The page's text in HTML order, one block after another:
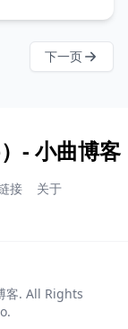
下一页
- 小曲博客
接 关于
客. All Rights
.